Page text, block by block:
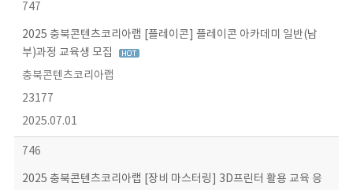
747
2025 충북콘텐츠코리아랩 [플레이콘] 플레이콘 아카데미 일반(남
부)과정 교육생 모집
충북콘텐츠코리아랩
23177
2025.07.01
746
2025 충북콘텐츠코리아랩 [장비 마스터링] 3D프린터 활용 교육 응